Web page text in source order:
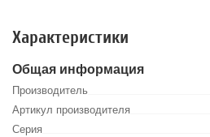
Характеристики
Общая информация
Производитель
Артикул производителя
Серия